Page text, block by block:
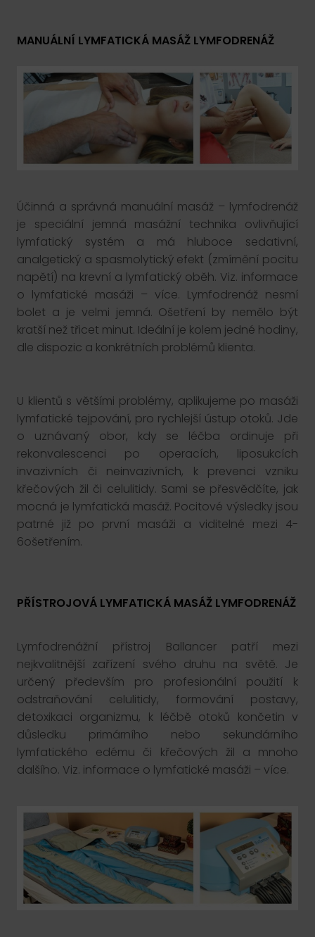
MANUÁLNÍ LYMFATICKÁ MASÁŽ LYMFODRENÁŽ
Účinná a správná manuální masáž – lymfodrenáž
je speciální jemná masážní technika ovlivňující
lymfatický systém a má hluboce sedativní,
analgetický a spasmolytický efekt (zmírnění pocitu
napětí) na krevní a lymfatický oběh. Viz. informace
o lymfatické masáži – více. Lymfodrenáž nesmí
bolet a je velmi jemná. Ošetření by nemělo být
kratší než třicet minut. Ideální je kolem jedné hodiny,
dle dispozic a konkrétních problémů klienta.
U klientů s většími problémy, aplikujeme po masáži
lymfatické tejpování, pro rychlejší ústup otoků. Jde
o uznávaný obor, kdy se léčba ordinuje při
rekonvalescenci po operacích, liposukcích
invazivních či neinvazivních, k prevenci vzniku
křečových žil či celulitidy. Sami se přesvědčíte, jak
mocná je lymfatická masáž. Pocitové výsledky jsou
patrné již po první masáži a viditelné mezi 4-
6ošetřením.
PŘÍSTROJOVÁ LYMFATICKÁ MASÁŽ LYMFODRENÁŽ
Lymfodrenážní přístroj Ballancer patří mezi
nejkvalitnější zařízení svého druhu na světě. Je
určený především pro profesionální použití k
odstraňování celulitidy, formování postavy,
detoxikaci organizmu, k léčbě otoků končetin v
důsledku primárního nebo sekundárního
lymfatického edému či křečových žil a mnoho
dalšího. Viz. informace o lymfatické masáži – více.